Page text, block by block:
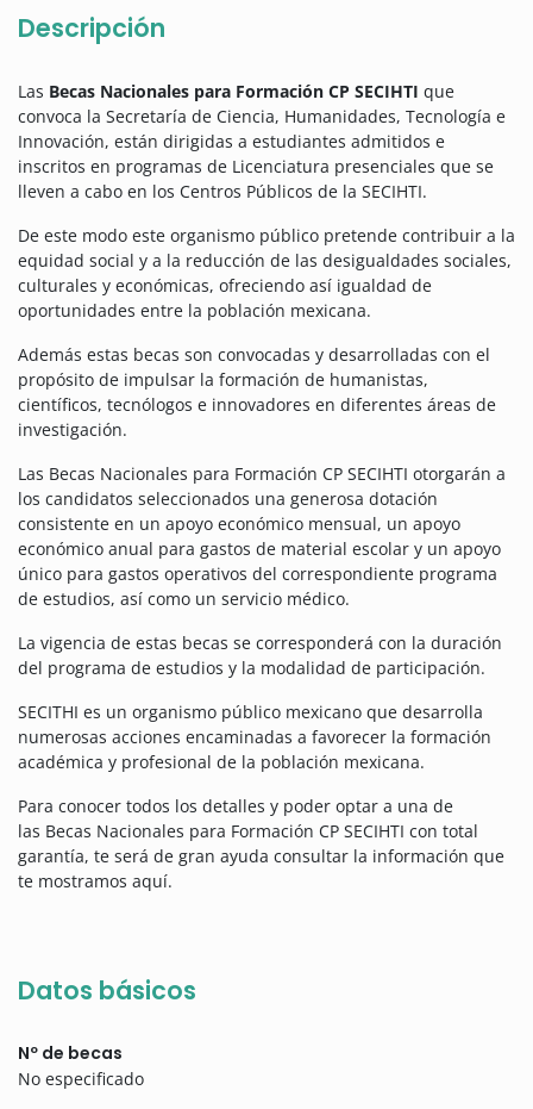
Descripción
Las Becas Nacionales para Formación CP SECIHTI que
convoca la Secretaría de Ciencia, Humanidades, Tecnología e
Innovación, están dirigidas a estudiantes admitidos e
inscritos en programas de Licenciatura presenciales que se
lleven a cabo en los Centros Públicos de la SECIHTI.
De este modo este organismo público pretende contribuir a la
equidad social y a la reducción de las desigualdades sociales,
culturales y económicas, ofreciendo así igualdad de
oportunidades entre la población mexicana.
Además estas becas son convocadas y desarrolladas con el
propósito de impulsar la formación de humanistas,
científicos, tecnólogos e innovadores en diferentes áreas de
investigación.
Las Becas Nacionales para Formación CP SECIHTI otorgarán a
los candidatos seleccionados una generosa dotación
consistente en un apoyo económico mensual, un apoyo
económico anual para gastos de material escolar y un apoyo
único para gastos operativos del correspondiente programa
de estudios, así como un servicio médico.
La vigencia de estas becas se corresponderá con la duración
del programa de estudios y la modalidad de participación.
SECITHI es un organismo público mexicano que desarrolla
numerosas acciones encaminadas a favorecer la formación
académica y profesional de la población mexicana.
Para conocer todos los detalles y poder optar a una de
las Becas Nacionales para Formación CP SECIHTI con total
garantía, te será de gran ayuda consultar la información que
te mostramos aquí.
Datos básicos
Nº de becas
No especificado